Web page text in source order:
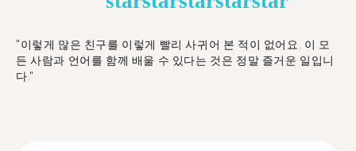
"이렇게 많은 친구를 이렇게 빨리 사귀어 본 적이 없어요. 이 모
든 사람과 언어를 함께 배울 수 있다는 것은 정말 즐거운 일입니
다."